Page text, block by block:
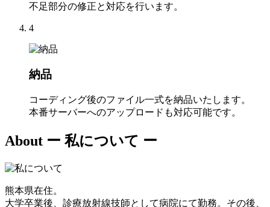
不足部分の修正と対応を行います。
4
納品
コーディング後のファイル一式を納品いたします。
本番サーバーへのアップロードも対応可能です。
About ー 私について ー
熊本県在住。
大学卒業後、診療放射線技師として病院にて勤務。その後、